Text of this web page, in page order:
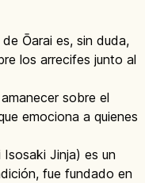
Ōarai es, sin duda,
los arrecifes junto al
sobre el
emociona a quienes
Isosaki Jinja) es un
fue fundado en